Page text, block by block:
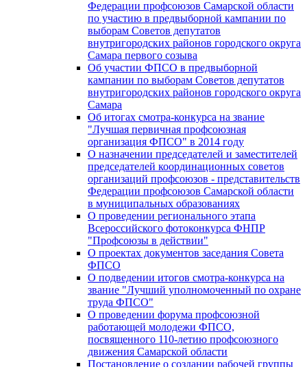
Федерации профсоюзов Самарской области
по участию в предвыборной кампании по
выборам Советов депутатов
внутригородских районов городского округа
Самара первого созыва
Об участии ФПСО в предвыборной
кампании по выборам Советов депутатов
внутригородских районов городского округа
Самара
Об итогах смотра-конкурса на звание
"Лучшая первичная профсоюзная
организация ФПСО" в 2014 году
О назначении председателей и заместителей
председателей координационных советов
организаций профсоюзов - представительств
Федерации профсоюзов Самарской области
в муниципальных образованиях
О проведении регионального этапа
Всероссийского фотоконкурса ФНПР
"Профсоюзы в действии"
О проектах документов заседания Совета
ФПСО
О подведении итогов смотра-конкурса на
звание "Лучший уполномоченный по охране
труда ФПСО"
О проведении форума профсоюзной
работающей молодежи ФПСО,
посвященного 110-летию профсоюзного
движения Самарской области
Постановление о создании рабочей группы